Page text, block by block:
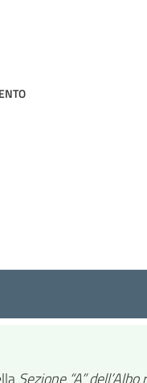
su Linkedin
Sezione “A”